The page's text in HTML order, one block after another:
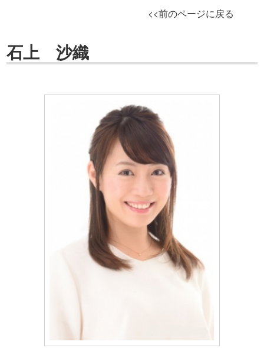
<<前のページに戻る
石上 沙織